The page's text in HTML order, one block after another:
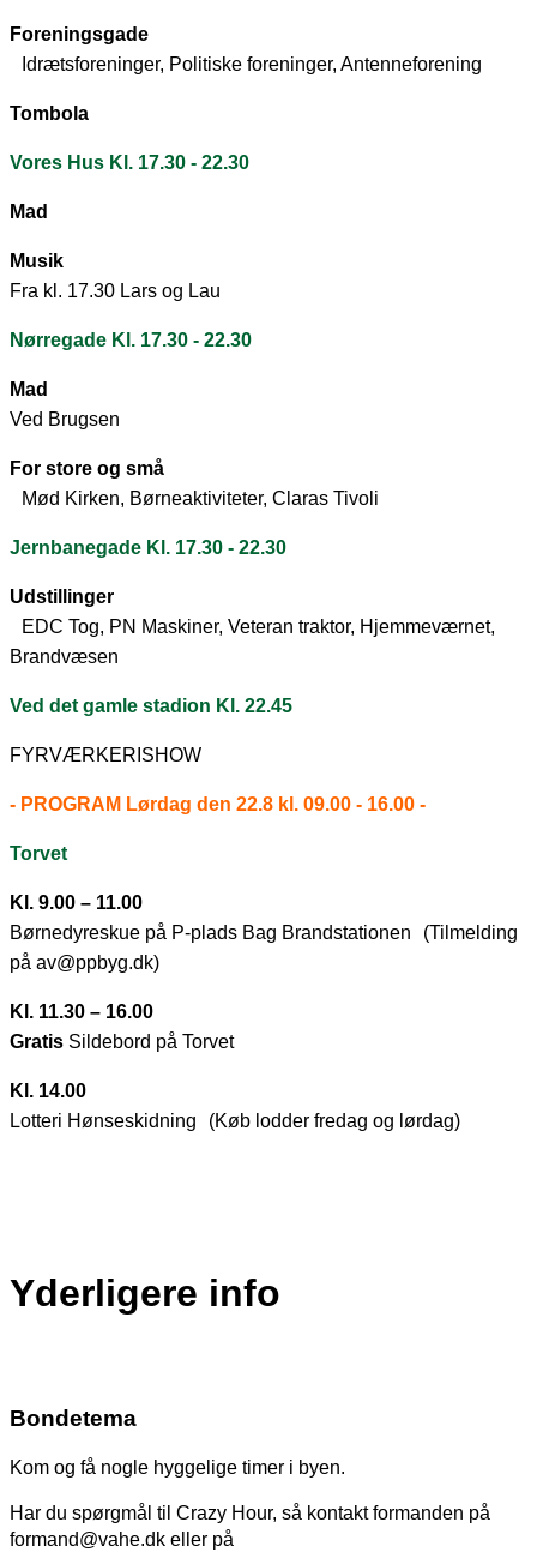
Foreningsgade
Idrætsforeninger, Politiske foreninger, Antenneforening
Tombola
Vores Hus Kl. 17.30 - 22.30
Mad
Musik
Fra kl. 17.30 Lars og Lau
Nørregade Kl. 17.30 - 22.30
Mad
Ved Brugsen
For store og små
Mød Kirken, Børneaktiviteter, Claras Tivoli
Jernbanegade Kl. 17.30 - 22.30
Udstillinger
EDC Tog, PN Maskiner, Veteran traktor, Hjemmeværnet,
Brandvæsen
Ved det gamle stadion Kl. 22.45
FYRVÆRKERISHOW
- PROGRAM Lørdag den 22.8 kl. 09.00 - 16.00 -
Torvet
Kl. 9.00 – 11.00
Børnedyreskue på P-plads Bag Brandstationen (Tilmelding
på av@ppbyg.dk)
Kl. 11.30 – 16.00
Gratis Sildebord på Torvet
Kl. 14.00
Lotteri Hønseskidning (Køb lodder fredag og lørdag)
Yderligere info
Bondetema
Kom og få nogle hyggelige timer i byen.
Har du spørgmål til Crazy Hour, så kontakt formanden på
formand@vahe.dk eller på